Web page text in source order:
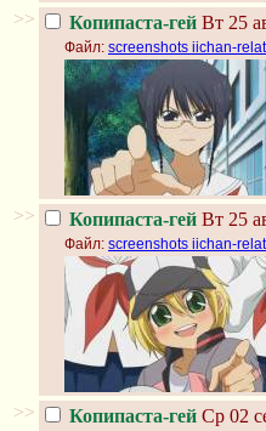
>> Копипаста-гей Вт 25
Файл: screenshots iichan-
>> Копипаста-гей Вт 25
Файл: screenshots iichan-
>> Копипаста-гей Ср 02